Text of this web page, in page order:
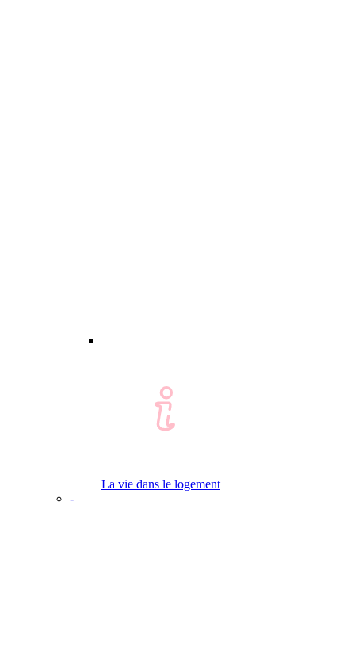
La vie dans le logement
-